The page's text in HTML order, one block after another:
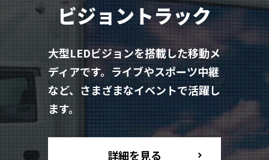
ビジョントラック
大型LEDビジョンを搭載した移動メ
ディアです。ライブやスポーツ中継
など、さまざまなイベントで活躍し
ます。
詳細を見る